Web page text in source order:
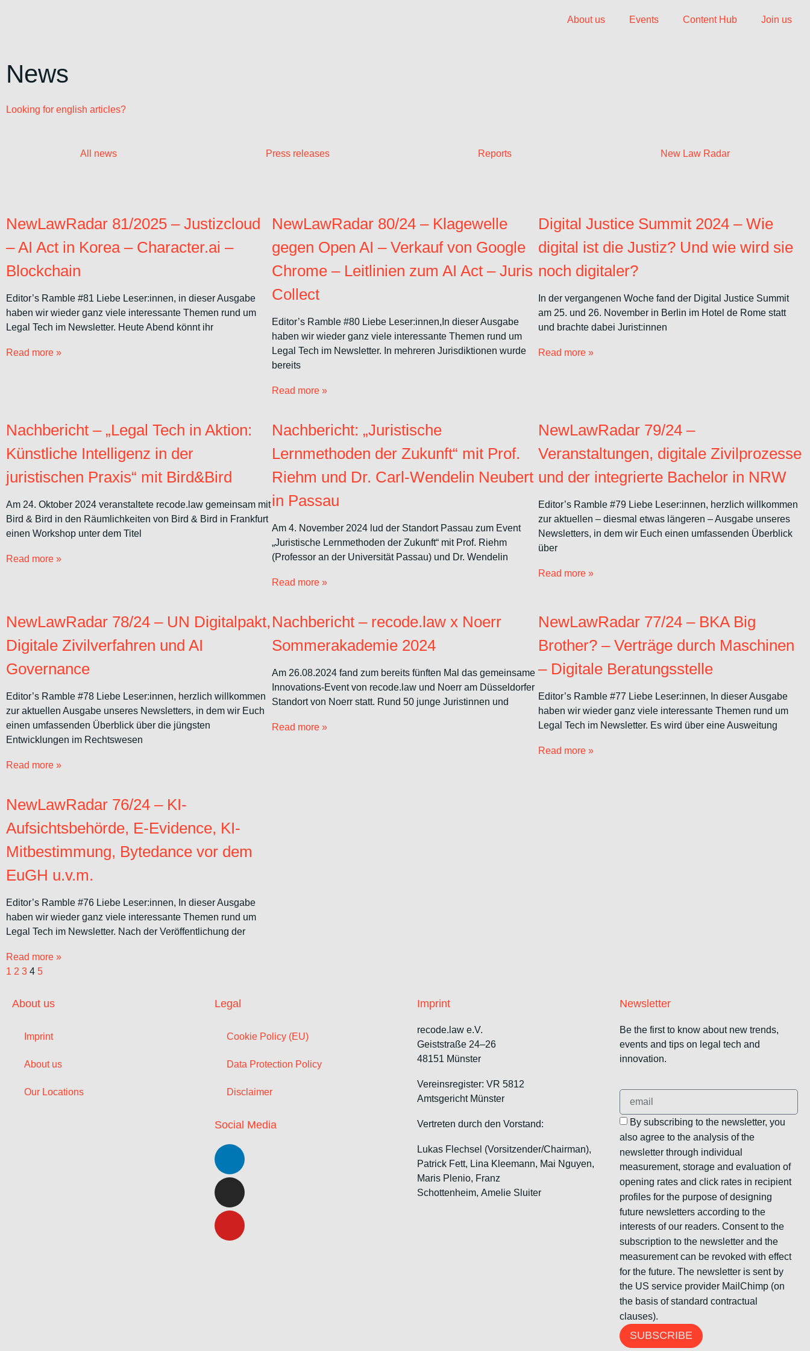
About us Events Content Hub Join us
News
Looking for english articles?
All news Press releases Reports New Law Radar
NewLawRadar 81/2025 – Justizcloud
– AI Act in Korea – Character.ai –
Blockchain
Editor’s Ramble #81 Liebe Leser:innen, in dieser Ausgabe
haben wir wieder ganz viele interessante Themen rund um
Legal Tech im Newsletter. Heute Abend könnt ihr
Read more »
NewLawRadar 80/24 – Klagewelle
gegen Open AI – Verkauf von Google
Chrome – Leitlinien zum AI Act – Juris
Collect
Editor’s Ramble #80 Liebe Leser:innen,In dieser Ausgabe
haben wir wieder ganz viele interessante Themen rund um
Legal Tech im Newsletter. In mehreren Jurisdiktionen wurde
bereits
Read more »
Digital Justice Summit 2024 – Wie
digital ist die Justiz? Und wie wird sie
noch digitaler?
In der vergangenen Woche fand der Digital Justice Summit
am 25. und 26. November in Berlin im Hotel de Rome statt
und brachte dabei Jurist:innen
Read more »
Nachbericht – „Legal Tech in Aktion:
Künstliche Intelligenz in der
juristischen Praxis“ mit Bird&Bird
Am 24. Oktober 2024 veranstaltete recode.law gemeinsam mit
Bird & Bird in den Räumlichkeiten von Bird & Bird in Frankfurt
einen Workshop unter dem Titel
Read more »
Nachbericht: „Juristische
Lernmethoden der Zukunft“ mit Prof.
Riehm und Dr. Carl-Wendelin Neubert
in Passau
Am 4. November 2024 lud der Standort Passau zum Event
„Juristische Lernmethoden der Zukunft“ mit Prof. Riehm
(Professor an der Universität Passau) und Dr. Wendelin
Read more »
NewLawRadar 79/24 –
Veranstaltungen, digitale Zivilprozesse
und der integrierte Bachelor in NRW
Editor’s Ramble #79 Liebe Leser:innen, herzlich willkommen
zur aktuellen – diesmal etwas längeren – Ausgabe unseres
Newsletters, in dem wir Euch einen umfassenden Überblick
über
Read more »
NewLawRadar 78/24 – UN Digitalpakt,
Digitale Zivilverfahren und AI
Governance
Editor’s Ramble #78 Liebe Leser:innen, herzlich willkommen
zur aktuellen Ausgabe unseres Newsletters, in dem wir Euch
einen umfassenden Überblick über die jüngsten
Entwicklungen im Rechtswesen
Read more »
Nachbericht – recode.law x Noerr
Sommerakademie 2024
Am 26.08.2024 fand zum bereits fünften Mal das gemeinsame
Innovations-Event von recode.law und Noerr am Düsseldorfer
Standort von Noerr statt. Rund 50 junge Juristinnen und
Read more »
NewLawRadar 77/24 – BKA Big
Brother? – Verträge durch Maschinen
– Digitale Beratungsstelle
Editor’s Ramble #77 Liebe Leser:innen, In dieser Ausgabe
haben wir wieder ganz viele interessante Themen rund um
Legal Tech im Newsletter. Es wird über eine Ausweitung
Read more »
NewLawRadar 76/24 – KI-
Aufsichtsbehörde, E-Evidence, KI-
Mitbestimmung, Bytedance vor dem
EuGH u.v.m.
Editor’s Ramble #76 Liebe Leser:innen, In dieser Ausgabe
haben wir wieder ganz viele interessante Themen rund um
Legal Tech im Newsletter. Nach der Veröffentlichung der
Read more »
1 2 3 4 5
About us
Imprint
About us
Our Locations
Legal
Cookie Policy (EU)
Data Protection Policy
Disclaimer
Social Media
Imprint
recode.law e.V.
Geiststraße 24–26
48151 Münster
Vereinsregister: VR 5812
Amtsgericht Münster
Vertreten durch den Vorstand:
Lukas Flechsel (Vorsitzender/Chairman),
Patrick Fett, Lina Kleemann, Mai Nguyen,
Maris Plenio, Franz
Schottenheim, Amelie Sluiter
Newsletter
Be the first to know about new trends,
events and tips on legal tech and
innovation.
By subscribing to the newsletter, you
also agree to the analysis of the
newsletter through individual
measurement, storage and evaluation of
opening rates and click rates in recipient
profiles for the purpose of designing
future newsletters according to the
interests of our readers. Consent to the
subscription to the newsletter and the
measurement can be revoked with effect
for the future. The newsletter is sent by
the US service provider MailChimp (on
the basis of standard contractual
clauses).
SUBSCRIBE